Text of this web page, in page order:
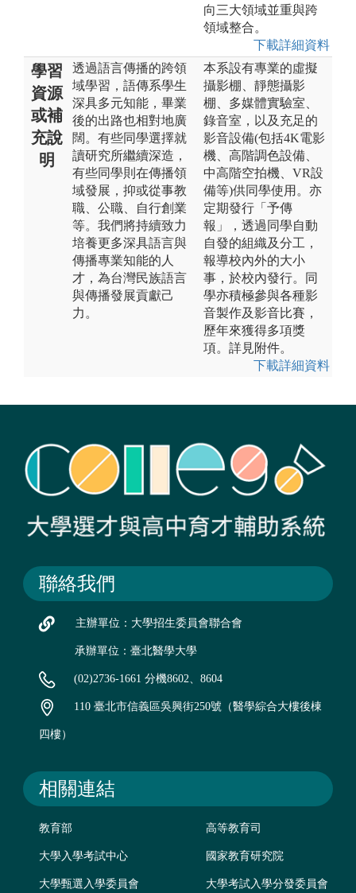
向三大領域並重與跨
領域整合。
下載詳細資料
學習
資源
或補
充說
明
透過語言傳播的跨領
域學習，語傳系學生
深具多元知能，畢業
後的出路也相對地廣
闊。有些同學選擇就
讀研究所繼續深造，
有些同學則在傳播領
域發展，抑或從事教
職、公職、自行創業
等。我們將持續致力
培養更多深具語言與
傳播專業知能的人
才，為台灣民族語言
與傳播發展貢獻己
力。
本系設有專業的虛擬
攝影棚、靜態攝影
棚、多媒體實驗室、
錄音室，以及充足的
影音設備(包括4K電影
機、高階調色設備、
中高階空拍機、VR設
備等)供同學使用。亦
定期發行「予傳
報」，透過同學自動
自發的組織及分工，
報導校內外的大小
事，於校內發行。同
學亦積極參與各種影
音製作及影音比賽，
歷年來獲得多項獎
項。詳見附件。
下載詳細資料
聯絡我們
主辦單位：大學招生委員會聯合會
承辦單位：臺北醫學大學
(02)2736-1661 分機8602、8604
110 臺北市信義區吳興街250號（醫學綜合大樓後棟
四樓）
相關連結
教育部 高等教育司
大學入學考試中心 國家教育研究院
大學甄選入學委員會 大學考試入學分發委員會